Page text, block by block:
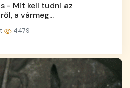
- Mit kell tudni az
a vármeg...
4479